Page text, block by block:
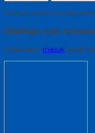
Saat ini belum tersedia
Silahkan tulis
Anda harus masuk untuk